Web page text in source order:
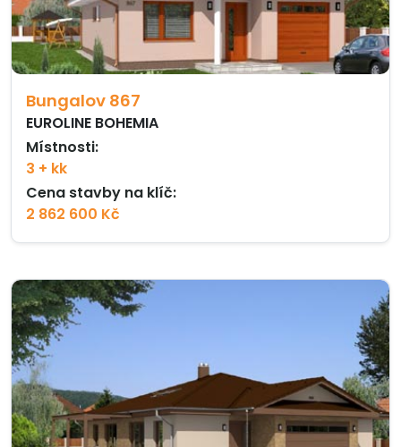
Bungalov 867
EUROLINE BOHEMIA
Místnosti:
3 + kk
Cena stavby na klíč:
2 862 600 Kč